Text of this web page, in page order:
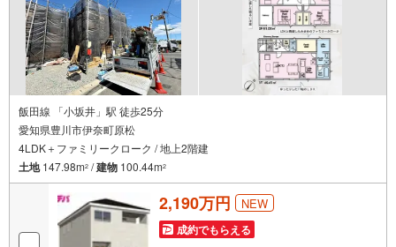
飯田線 「小坂井」駅 徒歩25分
愛知県豊川市伊奈町原松
4LDK＋ファミリークローク / 地上2階建
土地147.98m2 /建物 100.44m2
2,190万円 NEW
成約でもらえる